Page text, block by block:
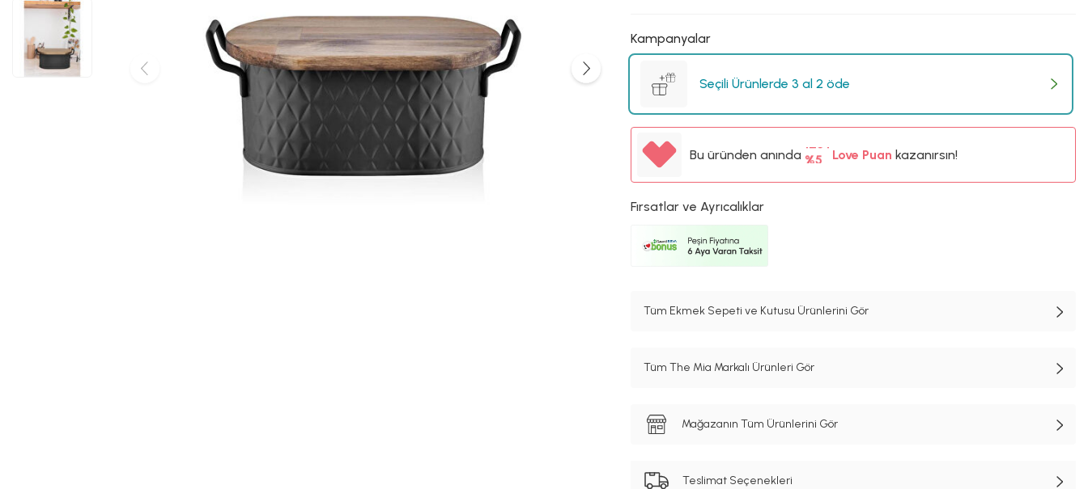
Kampanyalar
Seçili Ürünlerde 3 al 2 öde
Bu üründen anında %5
%5
Love Puankazanırsın!
Fırsatlar ve Ayrıcalıklar
Tüm Ekmek Sepeti ve Kutusu Ürünlerini Gör
Tüm The Mia Markalı Ürünleri Gör
Mağazanın Tüm Ürünlerini Gör
Teslimat Seçenekleri